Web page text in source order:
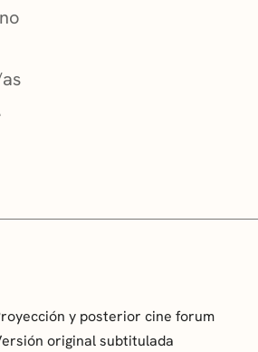
y posterior cine forum
original subtitulada